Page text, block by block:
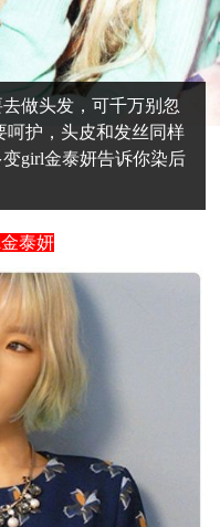
做头发，可千万别忽
呵护，头皮和发丝同样
girl金泰妍告诉你染后
泰妍